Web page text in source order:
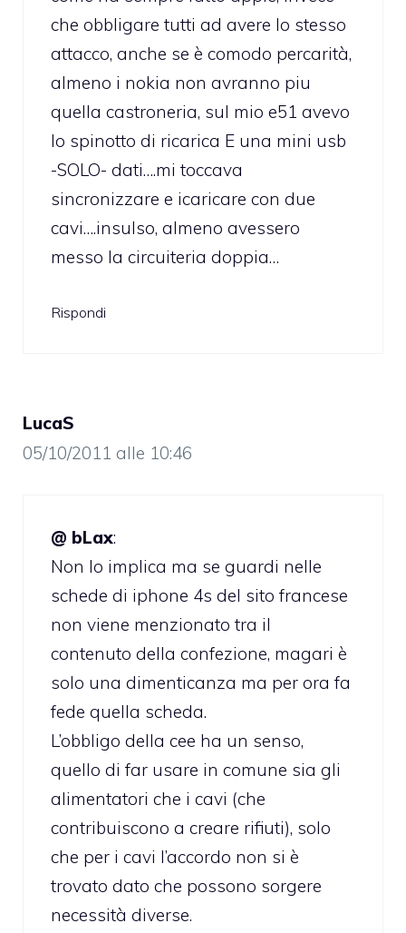
che obbligare tutti ad avere lo stesso
attacco, anche se è comodo percarità,
almeno i nokia non avranno piu
quella castroneria, sul mio e51 avevo
lo spinotto di ricarica E una mini usb
-SOLO- dati….mi toccava
sincronizzare e icaricare con due
cavi….insulso, almeno avessero
messo la circuiteria doppia…
Rispondi
LucaS
05/10/2011 alle 10:46
@ bLax:
Non lo implica ma se guardi nelle
schede di iphone 4s del sito francese
non viene menzionato tra il
contenuto della confezione, magari è
solo una dimenticanza ma per ora fa
fede quella scheda.
L’obbligo della cee ha un senso,
quello di far usare in comune sia gli
alimentatori che i cavi (che
contribuiscono a creare rifiuti), solo
che per i cavi l’accordo non si è
trovato dato che possono sorgere
necessità diverse.